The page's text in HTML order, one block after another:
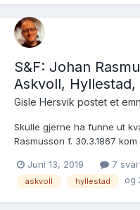
S&F: Johan
Askvoll, Hyllestad,
Gisle Hersvik postet et
Skulle gjerne ha funne ut
Rasmusson f. 30.3.1867
Arkivreferanse SAB/A-
kb20070509640111
Juni 13, 2019 7 svar
askvoll hyllestad og